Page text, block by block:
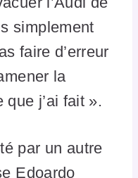
simplement
faire d’erreur
la
j’ai fait ».
par un autre
Edoardo